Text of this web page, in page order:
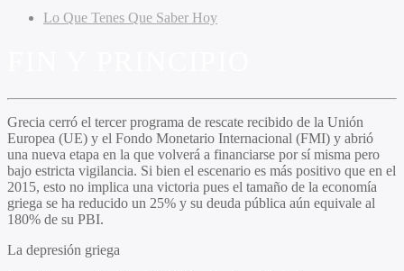
Lo Que Tenes Que Saber Hoy
Grecia cerró el tercer programa de rescate recibido de la Unión
Europea (UE) y el Fondo Monetario Internacional (FMI) y abrió
una nueva etapa en la que volverá a financiarse por sí misma pero
bajo estricta vigilancia. Si bien el escenario es más positivo que en el
2015, esto no implica una victoria pues el tamaño de la economía
griega se ha reducido un 25% y su deuda pública aún equivale al
180% de su PBI.
La depresión griega